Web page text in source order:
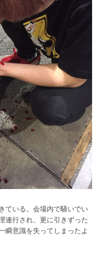
ている。会場内で騒いでい
連行され、更に引きずった
瞬意識を失ってしまったよ